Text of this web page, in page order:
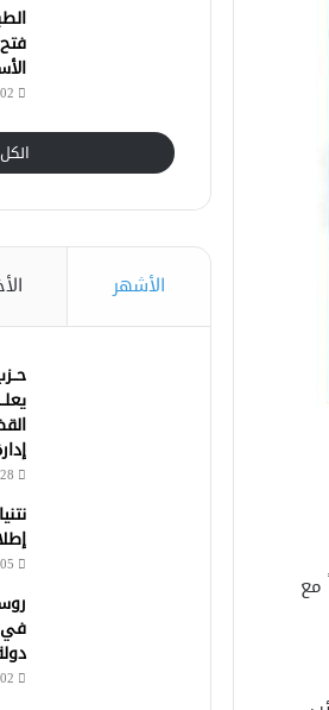
هاتفياً مع
الكل
الأشهر
في